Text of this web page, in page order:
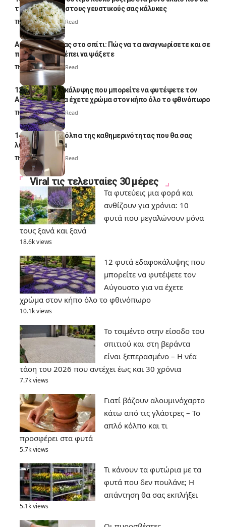
το απογειώσει στους γευστικούς σας κάλυκες
Thali Ombre4 Min Read
Αυγά κατσαρίδας στο σπίτι: Πώς να τα αναγνωρίσετε και σε
ποια σημεία πρέπει να ψάξετε
Thali Ombre4 Min Read
12 φυτά εδαφοκάλυψης που μπορείτε να φυτέψετε τον
Αύγουστο για να έχετε χρώμα στον κήπο όλο το φθινόπωρο
Thali Ombre7 Min Read
14 πανέξυπνα κόλπα της καθημερινότητας που θα σας
λύσουν τα χέρια
Thali Ombre 6 Min Read
Viral τις τελευταίες 30 μέρες
Τα φυτεύεις μια φορά και
ανθίζουν για χρόνια: 10
φυτά που μεγαλώνουν μόνα
τους ξανά και ξανά
18.6k views
12 φυτά εδαφοκάλυψης που
μπορείτε να φυτέψετε τον
Αύγουστο για να έχετε
χρώμα στον κήπο όλο το φθινόπωρο
10.1k views
Το τσιμέντο στην είσοδο του
σπιτιού και στη βεράντα
είναι ξεπερασμένο – Η νέα
τάση του 2026 που αντέχει έως και 30 χρόνια
7.7k views
Γιατί βάζουν αλουμινόχαρτο
κάτω από τις γλάστρες – Το
απλό κόλπο και τι
προσφέρει στα φυτά
5.7k views
Τι κάνουν τα φυτώρια με τα
φυτά που δεν πουλάνε; Η
απάντηση θα σας εκπλήξει
5.1k views